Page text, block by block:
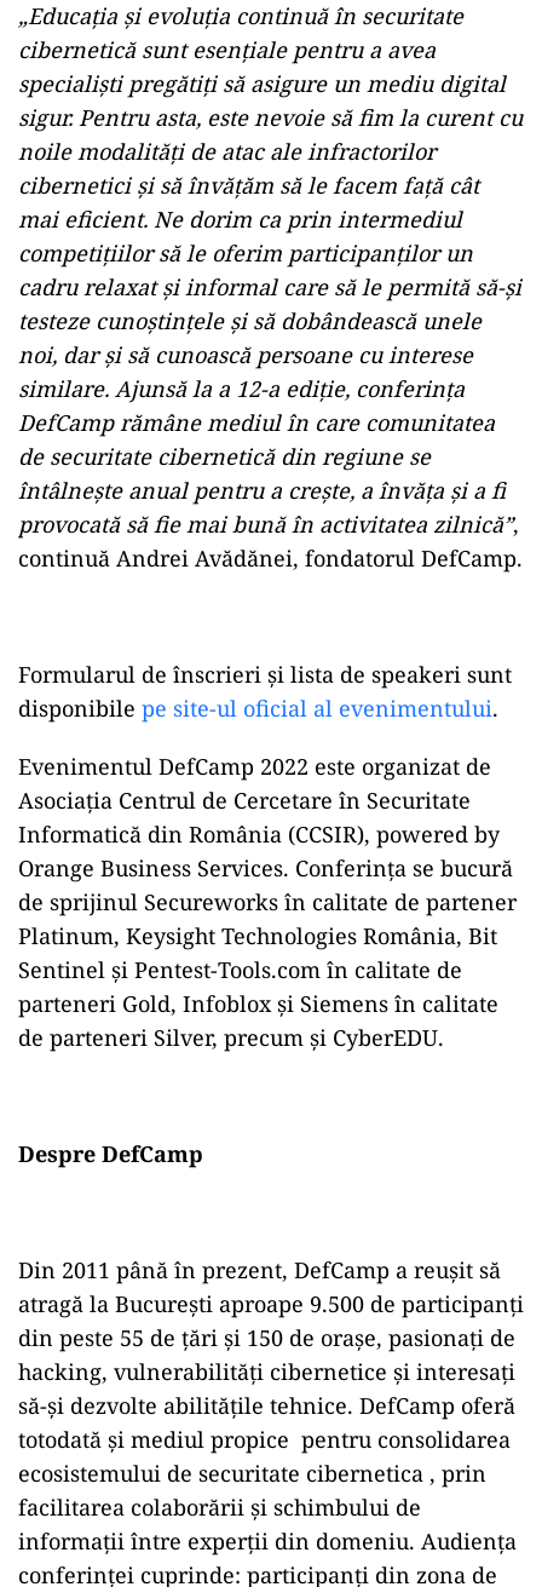
„Educația și evoluția continuă în securitate
cibernetică sunt esențiale pentru a avea
specialiști pregătiți să asigure un mediu digital
sigur. Pentru asta, este nevoie să fim la curent cu
noile modalități de atac ale infractorilor
cibernetici și să învățăm să le facem față cât
mai eficient. Ne dorim ca prin intermediul
competițiilor să le oferim participanților un
cadru relaxat și informal care să le permită să-și
testeze cunoștințele și să dobândească unele
noi, dar și să cunoască persoane cu interese
similare. Ajunsă la a 12-a ediție, conferința
DefCamp rămâne mediul în care comunitatea
de securitate cibernetică din regiune se
întâlnește anual pentru a crește, a învăța și a fi
provocată să fie mai bună în activitatea zilnică”,
continuă Andrei Avădănei, fondatorul DefCamp.
Formularul de înscrieri și lista de speakeri sunt
disponibile pe site-ul oficial al evenimentului.
Evenimentul DefCamp 2022 este organizat de
Asociația Centrul de Cercetare în Securitate
Informatică din România (CCSIR), powered by
Orange Business Services. Conferința se bucură
de sprijinul Secureworks în calitate de partener
Platinum, Keysight Technologies România, Bit
Sentinel și Pentest-Tools.com în calitate de
parteneri Gold, Infoblox și Siemens în calitate
de parteneri Silver, precum și CyberEDU.
Despre DefCamp
Din 2011 până în prezent, DefCamp a reuşit să
atragă la București aproape 9.500 de participanţi
din peste 55 de ţări şi 150 de oraşe, pasionați de
hacking, vulnerabilităţi cibernetice și interesați
să-și dezvolte abilitățile tehnice. DefCamp oferă
totodată și mediul propice pentru consolidarea
ecosistemului de securitate cibernetica , prin
facilitarea colaborării și schimbului de
informații între experții din domeniu. Audiența
conferinței cuprinde: participanți din zona de